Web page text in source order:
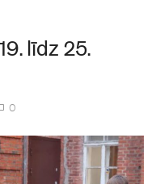
līdz 25.
0